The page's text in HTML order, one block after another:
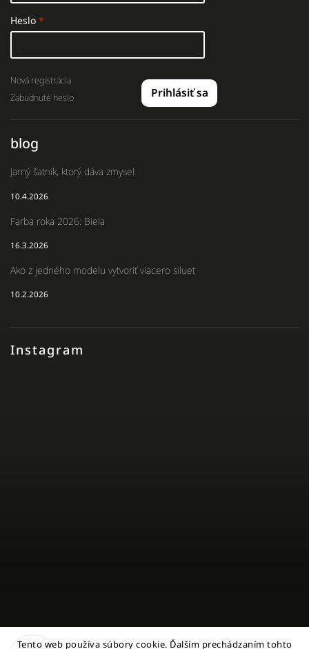
Tento web používa súbory cookie. Ďalším prechádzaním tohto
Instagram
Heslo
Prihlásiť sa
Nová registrácia
Zabudnuté heslo
blog
Jarný šatník, ktorý dáva zmysel
10.4.2026
Farba roka 2026: Biela
16.3.2026
Ako z jedného modelu vytvoriť viacero siluet
10.2.2026